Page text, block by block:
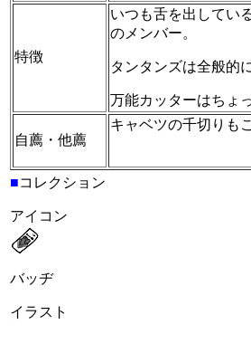
特徴
いつも舌を出してい
のメンバー。
タンタンズは全般的
万能カッターはちょ
自薦・他薦
キャベツの千切りも
■コレクション
アイコン
バッヂ
イラスト